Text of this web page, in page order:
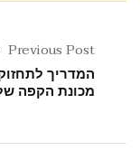
Previous Post
המדריך
מכונת הקפה